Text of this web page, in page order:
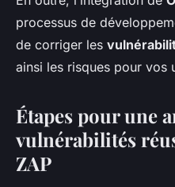
processus de
de corriger les
ainsi les risques pour vos
Étapes pour une
vulnérabilités
ZAP